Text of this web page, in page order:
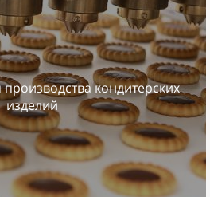
кондитерских
изделий